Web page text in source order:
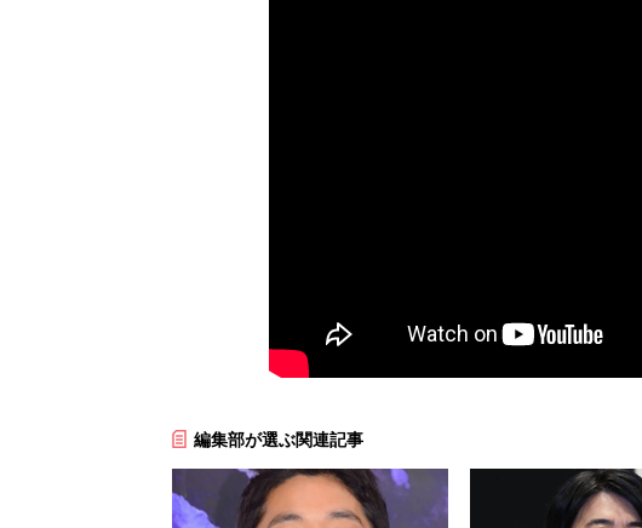
編集部が選ぶ関連記事